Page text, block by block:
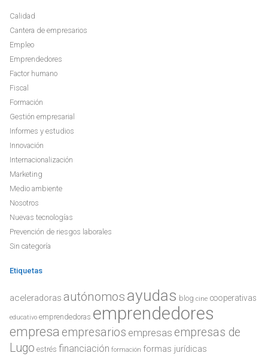
Calidad
Cantera de empresarios
Empleo
Emprendedores
Factor humano
Fiscal
Formación
Gestión empresarial
Informes y estudios
Innovación
Internacionalización
Marketing
Medio ambiente
Nosotros
Nuevas tecnologías
Prevención de riesgos laborales
Sin categoría
Etiquetas
aceleradoras autónomos ayudas blog cine cooperativas
educativo emprendedoras emprendedores
empresa empresarios empresas empresas de
Lugo estrés financiación formación formas jurídicas